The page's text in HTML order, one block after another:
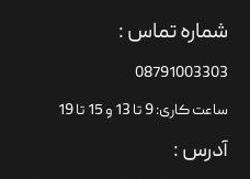
شماره تماس :
08791003303
ساعت کاری: 9 تا 13 و 15 تا 19
آدرس :